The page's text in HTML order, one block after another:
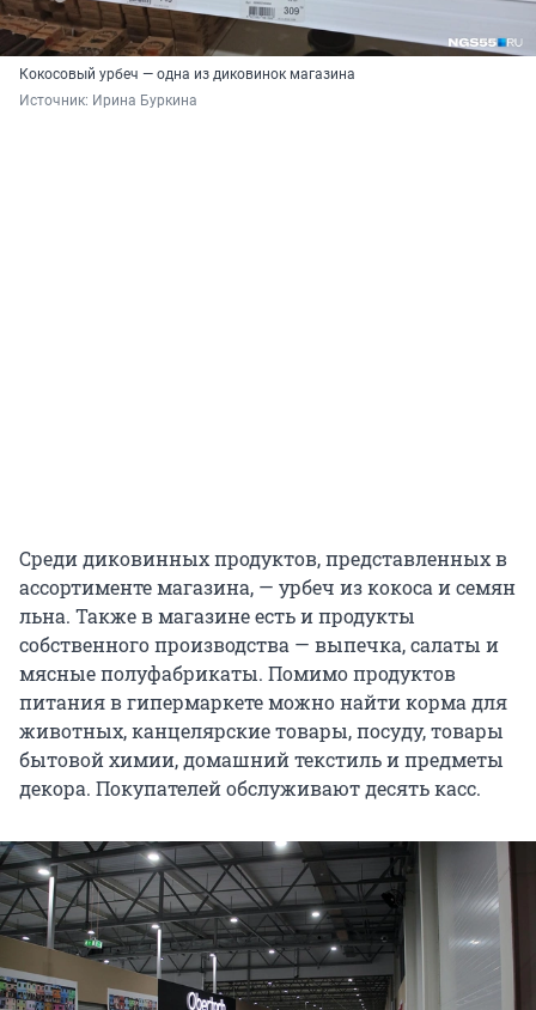
Кокосовый урбеч — одна из диковинок магазина
Источник: Ирина Буркина
Среди диковинных продуктов, представленных в
ассортименте магазина, — урбеч из кокоса и семян
льна. Также в магазине есть и продукты
собственного производства — выпечка, салаты и
мясные полуфабрикаты. Помимо продуктов
питания в гипермаркете можно найти корма для
животных, канцелярские товары, посуду, товары
бытовой химии, домашний текстиль и предметы
декора. Покупателей обслуживают десять касс.